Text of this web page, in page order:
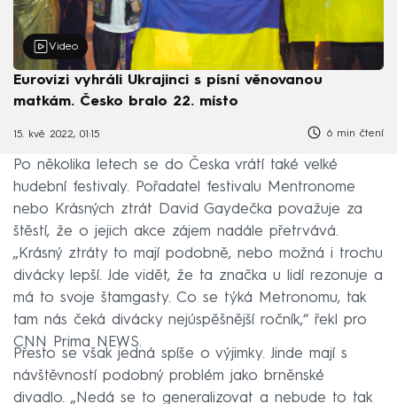
Video
Eurovizi vyhráli Ukrajinci s písní věnovanou
matkám. Česko bralo 22. místo
15. kvě 2022, 01:15 6 min čtení
Po několika letech se do Česka vrátí také velké
hudební festivaly. Pořadatel festivalu Mentronome
nebo Krásných ztrát David Gaydečka považuje za
štěstí, že o jejich akce zájem nadále přetrvává.
„Krásný ztráty to mají podobně, nebo možná i trochu
divácky lepší. Jde vidět, že ta značka u lidí rezonuje a
má to svoje štamgasty. Co se týká Metronomu, tak
tam nás čeká divácky nejúspěšnější ročník,“ řekl pro
CNN Prima NEWS.
Přesto se však jedná spíše o výjimky. Jinde mají s
návštěvností podobný problém jako brněnské
divadlo. „Nedá se to generalizovat a nebude to tak